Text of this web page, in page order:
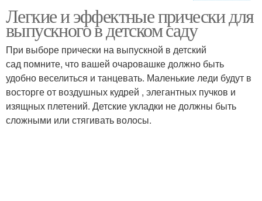
Прически с пучками Локоны в школе
Прически с локонами Прически с пучком
Легкие и эффектные прически для
выпускного в детском саду
При выборе прически на выпускной в детский
сад помните, что вашей очаровашке должно быть
удобно веселиться и танцевать. Маленькие леди будут в
восторге от воздушных кудрей , элегантных пучков и
изящных плетений. Детские укладки не должны быть
сложными или стягивать волосы.